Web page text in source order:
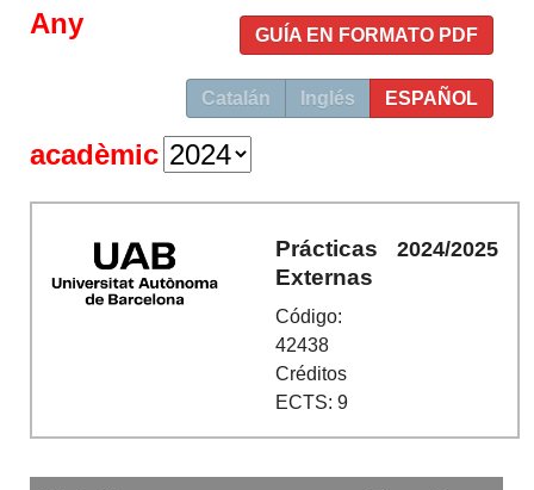
GUÍA EN FORMATO PDF
Catalán Inglés ESPAÑOL
Any
acadèmic
Prácticas
Externas
Código:
42438
Créditos
ECTS: 9
2024/2025